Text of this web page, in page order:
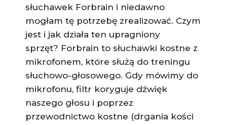
słuchawek Forbrain i niedawno
mogłam tę potrzebę zrealizować. Czym
jest i jak działa ten upragniony
sprzęt? Forbrain to słuchawki kostne z
mikrofonem, które służą do treningu
słuchowo-głosowego. Gdy mówimy do
mikrofonu, filtr koryguje dźwięk
naszego głosu i poprzez
przewodnictwo kostne (drgania kości